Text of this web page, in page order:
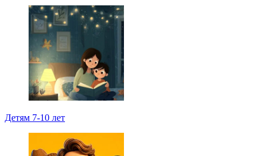
Детям 7-10 лет